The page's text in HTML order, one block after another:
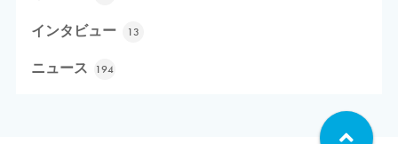
インタビュー 13
ニュース 194